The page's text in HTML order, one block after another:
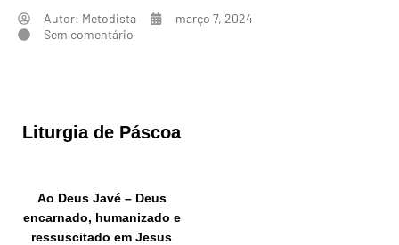
Autor: Metodista
março 7, 2024
Sem comentário
Liturgia de Páscoa
Ao Deus Javé – Deus
encarnado, humanizado e
ressuscitado em Jesus